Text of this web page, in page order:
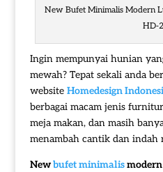
New Bufet Minimalis Modern
HD-
Ingin mempunyai hunian
mewah? Tepat sekali anda
website Homedesign
berbagai macam jenis
meja makan, dan masih
menambah cantik dan indah
Newbufet minimalis